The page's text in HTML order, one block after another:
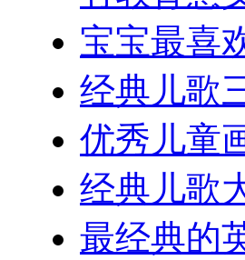
宝宝最喜
经典儿歌
优秀儿童
经典儿歌
最经典的